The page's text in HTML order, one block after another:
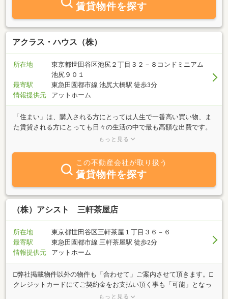
賃貸物件を探す
アクラス・ハウス（株）
所在地
東京都世田谷区池尻２丁目３２－８コンドミニアム
池尻９０１
最寄駅
東急田園都市線 池尻大橋駅 徒歩3分
情報提供元
アットホーム
「住まい」は、購入される方にとっては人生で一番高い買い物、ま
た賃貸される方にとっても日々の生活の中で最も高額な出費です。
わたくしどもアクラス・ハウスでは、高額な消費にはそれにふさわ
検討の方・賃貸をご検討の方・物件オーナー様各々向けにわたくし
どもが提供するサービス内容をホームページでご案内しておりま
す。是非一度当社ホームページにご訪問頂けますようお待ちしてお
ります。
もっと見る
この不動産会社が取り扱う
賃貸物件を探す
（株）アシスト 三軒茶屋店
所在地
東京都世田谷区三軒茶屋１丁目３６－６
最寄駅
東急田園都市線 三軒茶屋駅 徒歩2分
情報提供元
アットホーム
□弊社掲載物件以外の物件も「合わせて」ご案内させて頂きます。□
クレジットカードにてご契約金をお支払い頂く事も「可能」となっ
ております。お気軽にお申し付けください。□オンラインにて物件
もっと見る